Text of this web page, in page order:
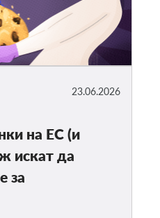
23.06.2026
на ЕС (и
искат да
за